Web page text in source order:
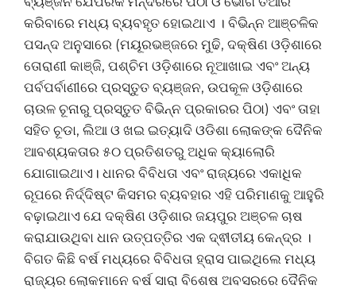
କରିବାରେ ମଧ୍ୟ ବ୍ୟବହୃତ ହୋଇଥାଏ । ବିଭିନ୍ନ ଆଞ୍ଚଳିକ
ପସନ୍ଦ ଅନୁସାରେ (ମୟୂରଭଞ୍ଜରେ ମୁଢି, ଦକ୍ଷିଣ ଓଡ଼ିଶାରେ
ତୋରାଣୀ କାଞ୍ଜି, ପଶ୍ଚିମ ଓଡ଼ିଶାରେ ନୂଆଖାଇ ଏବଂ ଅନ୍ୟ
ପର୍ବପର୍ବାଣୀରେ ପ୍ରସ୍ତୁତ ବ୍ୟଞ୍ଜନ, ଉପକୂଳ ଓଡ଼ିଶାରେ
ଚାଉଳ ଚୂନାରୁ ପ୍ରସ୍ତୁତ ବିଭିନ୍ନ ପ୍ରକାରର ପିଠା) ଏବଂ ତାହା
ସହିତ ଚୂଡା, ଲିଆ ଓ ଖଇ ଇତ୍ୟାଦି ଓଡିଶା ଲୋକଙ୍କ ଦୈନିକ
ଆବଶ୍ୟକତାର ୫୦ ପ୍ରତିଶତରୁ ଅଧିକ କ୍ୟାଲୋରି
ଯୋଗାଇଥାଏ। ଧାନର ବିବିଧତା ଏବଂ ରାଜ୍ୟରେ ଏକାଧିକ
ରୂପରେ ନିର୍ଦ୍ଦିଷ୍ଟ କିସମର ବ୍ୟବହାର ଏହି ପରିମାଣକୁ ଆହୁରି
ବଢ଼ାଇଥାଏ ଯେ ଦକ୍ଷିଣ ଓଡ଼ିଶାର ଜୟପୁର ଅଞ୍ଚଳ ଚାଷ
କରାଯାଉଥିବା ଧାନ ଉତ୍ପତ୍ତିର ଏକ ଦ୍ଵୀତୀୟ କେନ୍ଦ୍ର ।
ବିଗତ କିଛି ବର୍ଷ ମଧ୍ୟରେ ବିବିଧତା ହ୍ରାସ ପାଇଥିଲେ ମଧ୍ୟ
ରାଜ୍ୟର ଲୋକମାନେ ବର୍ଷ ସାରା ବିଶେଷ ଅବସରରେ ଦୈନିକ